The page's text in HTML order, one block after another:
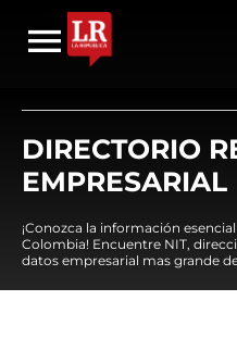
DIRECTORIO
EMPRESARIAL
¡Conozca la información
Colombia! Encuentre NIT,
datos empresarial mas grande